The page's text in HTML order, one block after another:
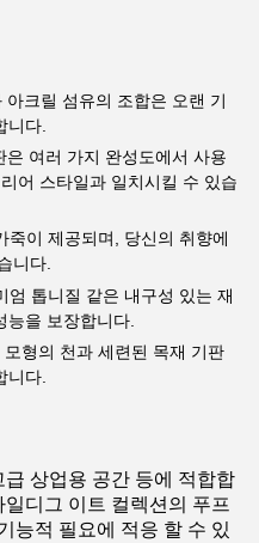
아크릴 섬유의 조합은 오랜 기
니다.
은 여러 가지 완성도에서 사용
어 스타일과 일치시킬 수 있습
죽이 제공되며, 당신의 취향에
니다.
엄 톱니질 같은 내구성 있는 재
능을 보장합니다.
형의 천과 세련된 목재 기판
니다.
상업용 공간 등에 적합합
디그 이트 컬렉션의 푸프
능적 필요에 적응 할 수 있